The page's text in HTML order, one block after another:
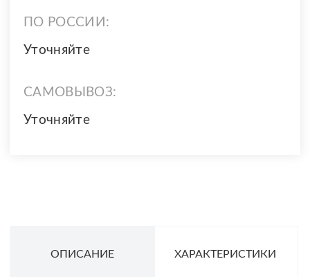
ПО РОССИИ:
Уточняйте
САМОВЫВОЗ:
Уточняйте
ОПИСАНИЕ ХАРАКТЕРИСТИКИ